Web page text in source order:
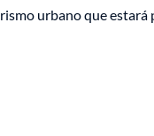
urbano que estará